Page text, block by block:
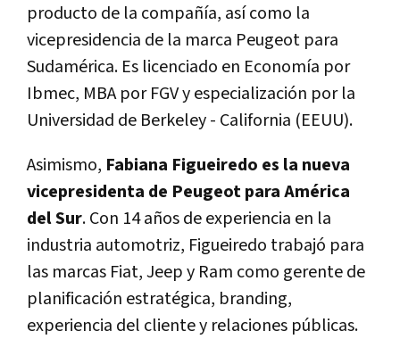
producto de la compañía, así como la
vicepresidencia de la marca Peugeot para
Sudamérica. Es licenciado en Economía por
Ibmec, MBA por FGV y especialización por la
Universidad de Berkeley - California (EEUU).
Asimismo, Fabiana Figueiredo es la nueva
vicepresidenta de Peugeot para América
del Sur. Con 14 años de experiencia en la
industria automotriz, Figueiredo trabajó para
las marcas Fiat, Jeep y Ram como gerente de
planificación estratégica, branding,
experiencia del cliente y relaciones públicas.